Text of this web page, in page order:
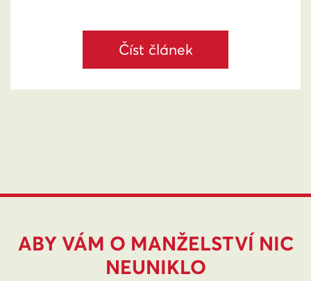
Číst článek
ABY VÁM O MANŽELSTVÍ NIC
NEUNIKLO